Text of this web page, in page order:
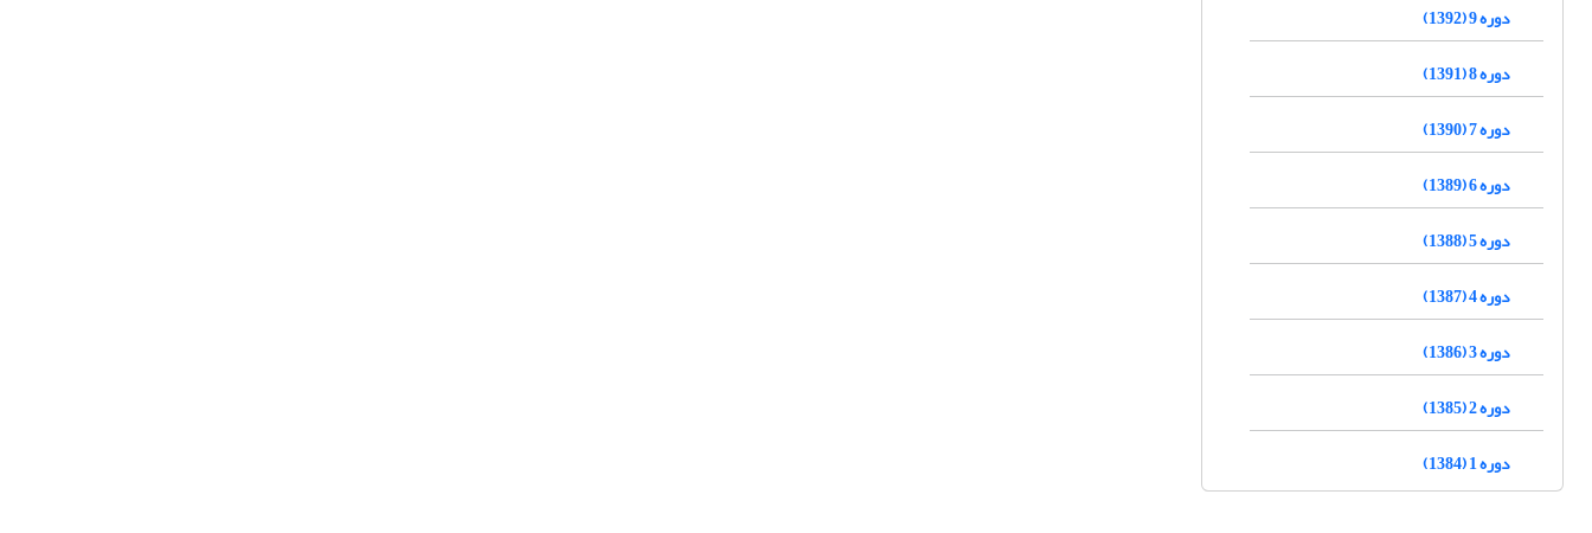
دوره 9 (1392)
دوره 8 (1391)
دوره 7 (1390)
دوره 6 (1389)
دوره 5 (1388)
دوره 4 (1387)
دوره 3 (1386)
دوره 2 (1385)
دوره 1 (1384)